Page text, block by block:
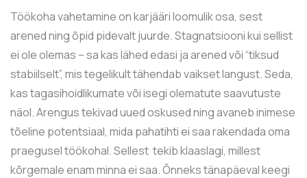
Töökoha vahetamine on karjääri loomulik osa, sest
arened ning õpid pidevalt juurde. Stagnatsiooni kui sellist
ei ole olemas – sa kas lähed edasi ja arened või “tiksud
stabiilselt”, mis tegelikult tähendab vaikset langust. Seda,
kas tagasihoidlikumate või isegi olematute saavutuste
näol. Arengus tekivad uued oskused ning avaneb inimese
tõeline potentsiaal, mida pahatihti ei saa rakendada oma
praegusel töökohal. Sellest tekib klaaslagi, millest
kõrgemale enam minna ei saa. Õnneks tänapäeval keegi